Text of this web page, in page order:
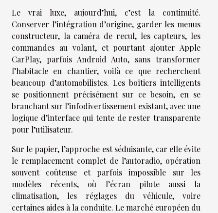
Le vrai luxe, aujourd’hui, c’est la continuité.
Conserver l’intégration d’origine, garder les menus
constructeur, la caméra de recul, les capteurs, les
commandes au volant, et pourtant ajouter Apple
CarPlay, parfois Android Auto, sans transformer
l’habitacle en chantier, voilà ce que recherchent
beaucoup d’automobilistes. Les boîtiers intelligents
se positionnent précisément sur ce besoin, en se
branchant sur l’infodivertissement existant, avec une
logique d’interface qui tente de rester transparente
pour l’utilisateur.
Sur le papier, l’approche est séduisante, car elle évite
le remplacement complet de l’autoradio, opération
souvent coûteuse et parfois impossible sur les
modèles récents, où l’écran pilote aussi la
climatisation, les réglages du véhicule, voire
certaines aides à la conduite. Le marché européen du